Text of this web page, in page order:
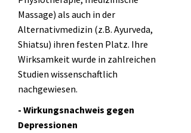
Massage) als auch in der
Alternativmedizin (z.B. Ayurveda,
Shiatsu) ihren festen Platz. Ihre
Wirksamkeit wurde in zahlreichen
Studien wissenschaftlich
nachgewiesen.
- Wirkungsnachweis gegen
Depressionen